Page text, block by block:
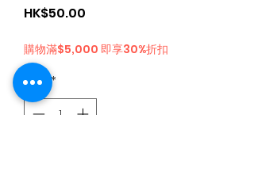
HK$50.00
購物滿$5,000 即享30%折扣
數量 *